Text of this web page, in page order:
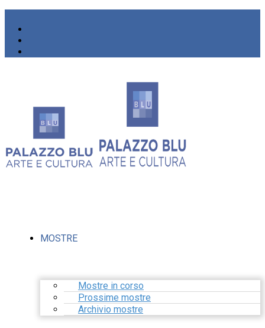
MOSTRE
Mostre in corso
Prossime mostre
Archivio mostre